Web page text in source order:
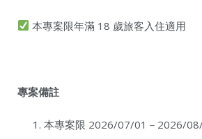
本專案限年滿 18 歲旅客入住適用
專案備註
本專案限 2026/07/01－2026/08/